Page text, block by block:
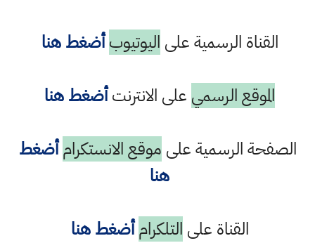
القناة الرسمية على اليوتيوب أضغط هنا
الموقع الرسمي على الانترنتأضغط هنا
الصفحة الرسمية على موقع الانستكرام أضغط
هنا
القناة على التلكرام أضغط هنا